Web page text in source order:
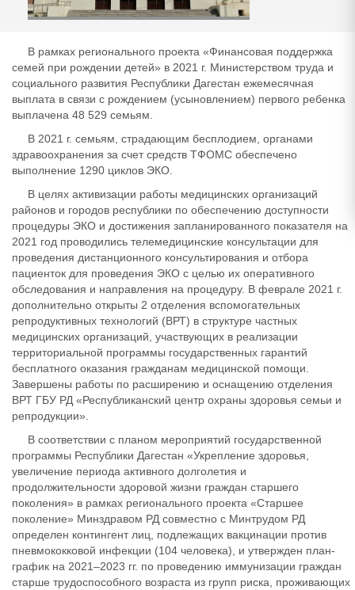
В рамках регионального проекта «Финансовая поддержка
семей при рождении детей» в 2021 г. Министерством труда и
социального развития Республики Дагестан ежемесячная
выплата в связи с рождением (усыновлением) первого ребенка
выплачена 48 529 семьям.
В 2021 г. семьям, страдающим бесплодием, органами
здравоохранения за счет средств ТФОМС обеспечено
выполнение 1290 циклов ЭКО.
В целях активизации работы медицинских организаций
районов и городов республики по обеспечению доступности
процедуры ЭКО и достижения запланированного показателя на
2021 год проводились телемедицинские консультации для
проведения дистанционного консультирования и отбора
пациенток для проведения ЭКО с целью их оперативного
обследования и направления на процедуру. В феврале 2021 г.
дополнительно открыты 2 отделения вспомогательных
репродуктивных технологий (ВРТ) в структуре частных
медицинских организаций, участвующих в реализации
территориальной программы государственных гарантий
бесплатного оказания гражданам медицинской помощи.
Завершены работы по расширению и оснащению отделения
ВРТ ГБУ РД «Республиканский центр охраны здоровья семьи и
репродукции».
В соответствии с планом мероприятий государственной
программы Республики Дагестан «Укрепление здоровья,
увеличение периода активного долголетия и
продолжительности здоровой жизни граждан старшего
поколения» в рамках регионального проекта «Старшее
поколение» Минздравом РД совместно с Минтрудом РД
определен контингент лиц, подлежащих вакцинации против
пневмококковой инфекции (104 человека), и утвержден план-
график на 2021–2023 гг. по проведению иммунизации граждан
старше трудоспособного возраста из групп риска, проживающих